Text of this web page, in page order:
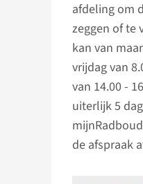
afdeling om
zeggen of te
kan van
vrijdag van
van 14.00 -
uiterlijk 5
de afspraak